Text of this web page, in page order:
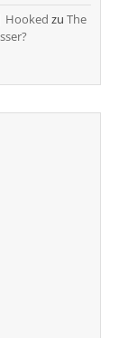
Hooked zu The